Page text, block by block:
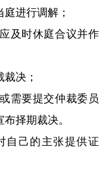
进行调解；
时休庭合议并作
决；
要提交仲裁委员
择期裁决。
己的主张提供证